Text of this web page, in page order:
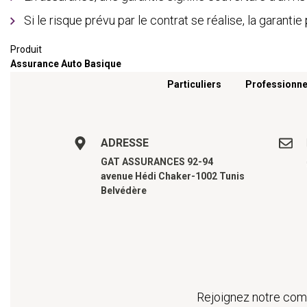
Si le risque prévu par le contrat se réalise, la
Produit
Assurance Auto Basique
Particuliers
ADRESSE
GAT ASSURANCES 92-94
avenue Hédi Chaker-1002 Tunis
Belvédère
Rejoignez notre